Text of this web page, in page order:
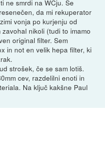
ne smrdi na WCju. Se
da mi rekuperator
vonja po kurjenju od
nikoli (tudi to imamo
original filter. Sem
in not en velik hepa filter, ki
strošek, če se sam lotiš.
cev, razdelilni enoti in
Na ključ kakšne Paul